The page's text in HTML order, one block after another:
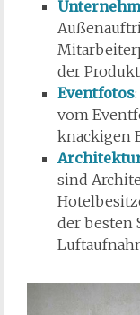
der
Eventfotos
vom
knackigen
sind
der besten